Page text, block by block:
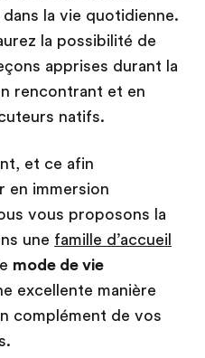
la vie quotidienne.
la possibilité de
apprises durant la
rencontrant et en
natifs.
et ce afin
en immersion
vous proposons la
une famille d’accueil
mode de vie
excellente manière
complément de vos